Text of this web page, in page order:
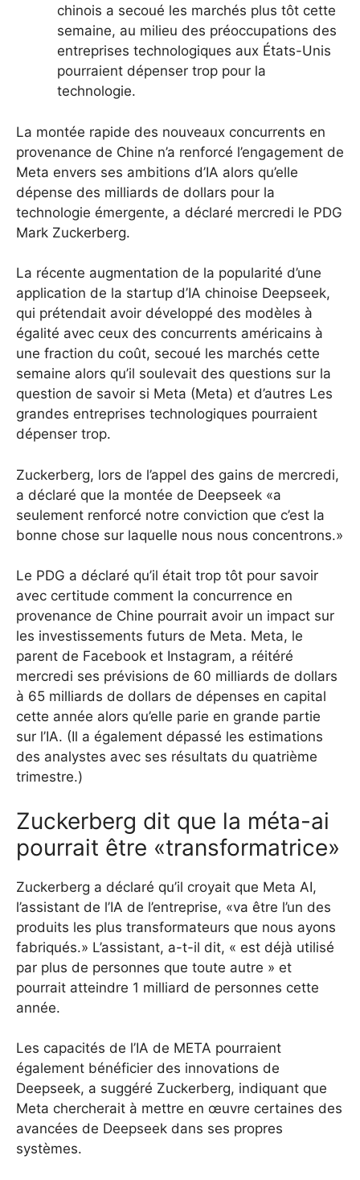
chinois a secoué les marchés plus tôt cette
semaine, au milieu des préoccupations des
entreprises technologiques aux États-Unis
pourraient dépenser trop pour la
technologie.
La montée rapide des nouveaux concurrents en
provenance de Chine n’a renforcé l’engagement de
Meta envers ses ambitions d’IA alors qu’elle
dépense des milliards de dollars pour la
technologie émergente, a déclaré mercredi le PDG
Mark Zuckerberg.
La récente augmentation de la popularité d’une
application de la startup d’IA chinoise Deepseek,
qui prétendait avoir développé des modèles à
égalité avec ceux des concurrents américains à
une fraction du coût, secoué les marchés cette
semaine alors qu’il soulevait des questions sur la
question de savoir si Meta (Meta) et d’autres Les
grandes entreprises technologiques pourraient
dépenser trop.
Zuckerberg, lors de l’appel des gains de mercredi,
a déclaré que la montée de Deepseek «a
seulement renforcé notre conviction que c’est la
bonne chose sur laquelle nous nous concentrons.»
Le PDG a déclaré qu’il était trop tôt pour savoir
avec certitude comment la concurrence en
provenance de Chine pourrait avoir un impact sur
les investissements futurs de Meta. Meta, le
parent de Facebook et Instagram, a réitéré
mercredi ses prévisions de 60 milliards de dollars
à 65 milliards de dollars de dépenses en capital
cette année alors qu’elle parie en grande partie
sur l’IA. (Il a également dépassé les estimations
des analystes avec ses résultats du quatrième
trimestre.)
Zuckerberg dit que la méta-ai
pourrait être «transformatrice»
Zuckerberg a déclaré qu’il croyait que Meta AI,
l’assistant de l’IA de l’entreprise, «va être l’un des
produits les plus transformateurs que nous ayons
fabriqués.» L’assistant, a-t-il dit, « est déjà utilisé
par plus de personnes que toute autre » et
pourrait atteindre 1 milliard de personnes cette
année.
Les capacités de l’IA de META pourraient
également bénéficier des innovations de
Deepseek, a suggéré Zuckerberg, indiquant que
Meta chercherait à mettre en œuvre certaines des
avancées de Deepseek dans ses propres
systèmes.